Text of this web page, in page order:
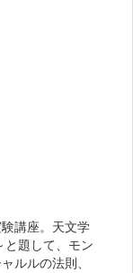
講座。天文学
と題して、モン
ルルの法則、